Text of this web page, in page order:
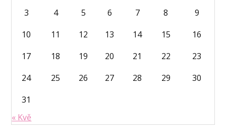
3 4 5 6 7 8
9
10
11 12 13 14 15
16
17
18 19 20 21 22
23
24
25 26 27 28 29
30
31
« Kvě